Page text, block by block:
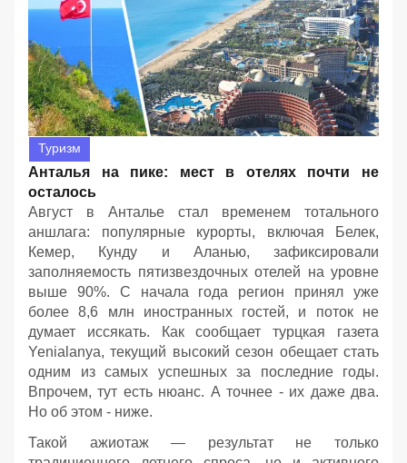
Туризм
Анталья на пике: мест в отелях почти не
осталось
Август в Анталье стал временем тотального
аншлага: популярные курорты, включая Белек,
Кемер, Кунду и Аланью, зафиксировали
заполняемость пятизвездочных отелей на уровне
выше 90%. С начала года регион принял уже
более 8,6 млн иностранных гостей, и поток не
думает иссякать. Как сообщает турцкая газета
Yenialanya, текущий высокий сезон обещает стать
одним из самых успешных за последние годы.
Впрочем, тут есть нюанс. А точнее - их даже два.
Но об этом - ниже.
Такой ажиотаж — результат не только